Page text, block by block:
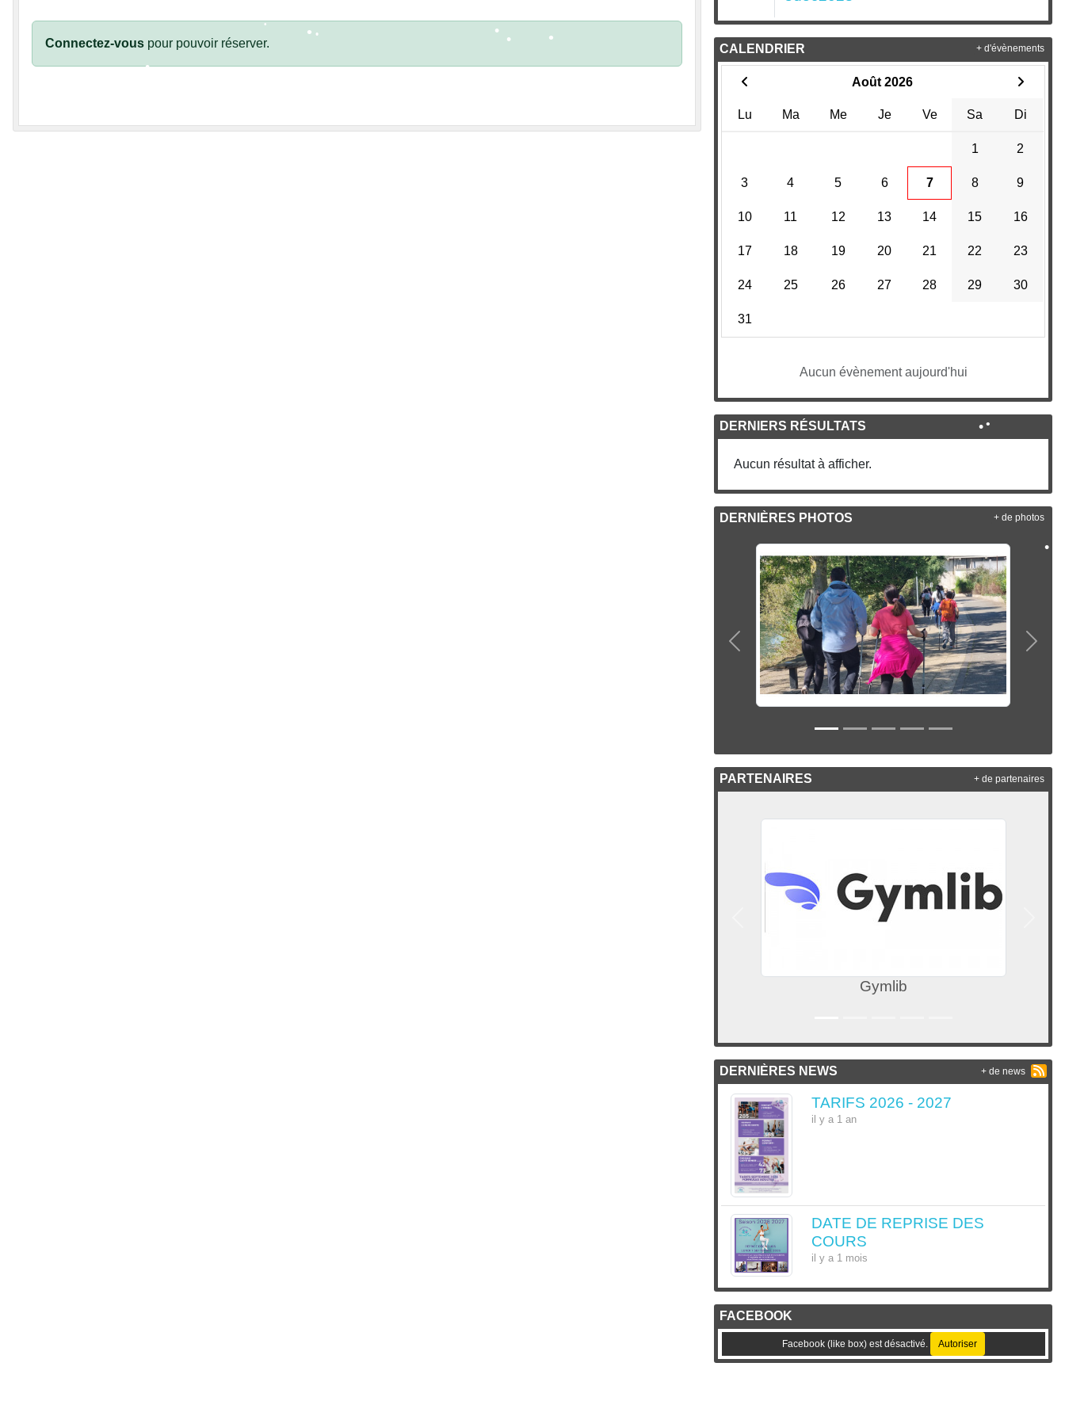
Connectez-vous pour pouvoir réserver. CALENDRIER
Août 2026
Lu Ma Me Je Ve Sa Di
1 2
3 4 5 6 7 8 9
10 11 12 13 14 15 16
17 18 19 20 21 22 23
24 25 26 27 28 29 30
31
Aucun évènement aujourd'hui
+ d'évènements
DERNIERS RÉSULTATS
Aucun résultat à afficher.
DERNIÈRES PHOTOS
Précedent
+ de photos
PARTENAIRES
Gymlib
+ de partenaires
DERNIÈRES NEWS
TARIFS 2026 - 2027
il y a 1 an
DATE DE REPRISE DES
COURS
il y a 1 mois
+ de news
FACEBOOK
Facebook (like box) est désactivé. Autoriser
•
•
•